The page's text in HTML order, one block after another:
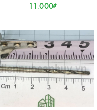
11.000₫